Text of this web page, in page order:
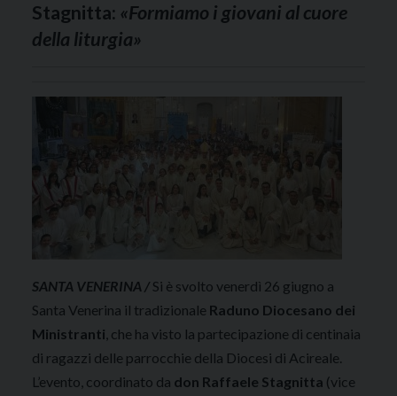
Stagnitta: «Formiamo i giovani al cuore
della liturgia»
SANTA VENERINA / Si è svolto venerdì 26 giugno a
Santa Venerina il tradizionale Raduno Diocesano dei
Ministranti , che ha visto la partecipazione di centinaia
di ragazzi delle parrocchie della Diocesi di Acireale.
L’evento, coordinato da don Raffaele Stagnitta (vice